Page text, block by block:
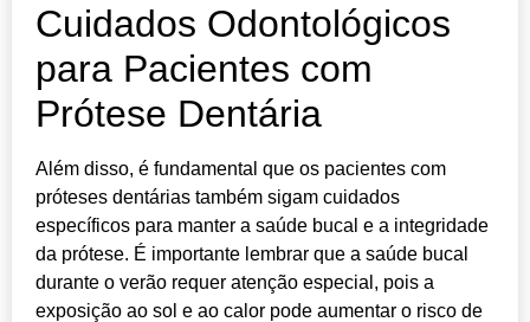
Cuidados Odontológicos
para Pacientes com
Prótese Dentária
Além disso, é fundamental que os pacientes com
próteses dentárias também sigam cuidados
específicos para manter a saúde bucal e a integridade
da prótese. É importante lembrar que a saúde bucal
durante o verão requer atenção especial, pois a
exposição ao sol e ao calor pode aumentar o risco de